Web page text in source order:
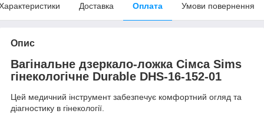
Доставка Оплата Умови повернення
Опис
Вагінальне дзеркало-ложка Сімса Sims
гінекологічне Durable DHS-16-152-01
Цей медичний інструмент забезпечує комфортний огляд та
діагностику в гінекології.